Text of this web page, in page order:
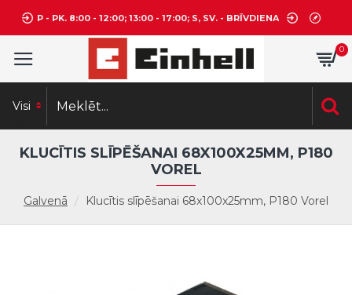
P - PK. 8:00 - 12:00; 13:00 - 17:00; S, SV. - BRĪVDIENA
0
Visi
Galvenā Klucītis slīpēšanai 68x100x25mm, P180 Vorel
KLUCĪTIS SLĪPĒŠANAI 68X100X25MM, P180
VOREL